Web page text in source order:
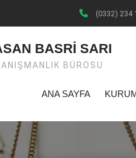
(0332) 234
BASRİ SARI
BÜROSU
ANA SAYFA